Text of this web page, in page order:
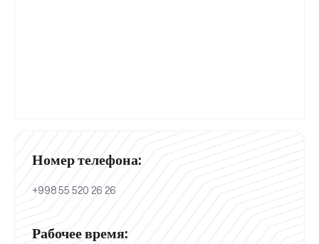
Номер телефона:
+998 55 520 26 26
Рабочее время: